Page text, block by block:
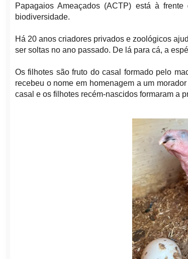
Papagaios Ameaçados (ACTP) está à
biodiversidade.
Há 20 anos criadores privados e zoológicos
ser soltas no ano passado. De lá para cá, a
Os filhotes são fruto do casal formado pelo
recebeu o nome em homenagem a um
casal e os filhotes recém-nascidos formaram a